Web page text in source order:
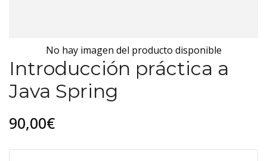
No hay imagen del producto disponible
Introducción práctica a
Java Spring
90,00€